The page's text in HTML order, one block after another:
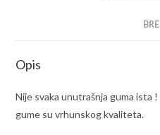
Opis
Nije svaka unutrašnja guma ista
gume su vrhunskog kvaliteta.